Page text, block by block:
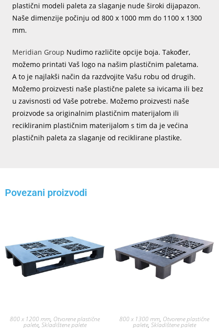
plastični modeli paleta za slaganje nude široki dijapazon.
Naše dimenzije počinju od 800 x 1000 mm do 1100 x 1300
mm.
Meridian Group Nudimo različite opcije boja. Također,
možemo printati Vaš logo na našim plastičnim paletama.
A to je najlakši način da razdvojite Vašu robu od drugih.
Možemo proizvesti naše plastične palete sa ivicama ili bez
u zavisnosti od Vaše potrebe. Možemo proizvesti naše
proizvode sa originalnim plastičnim materijalom ili
recikliranim plastičnim materijalom s tim da je većina
plastičnih paleta za slaganje od reciklirane plastike.
Povezani proizvodi
800 x 1200 mm, Otvorene plastične
palete, Skladištene palete
800 x 1300 mm, Otvorene plastične
palete, Skladištene palete